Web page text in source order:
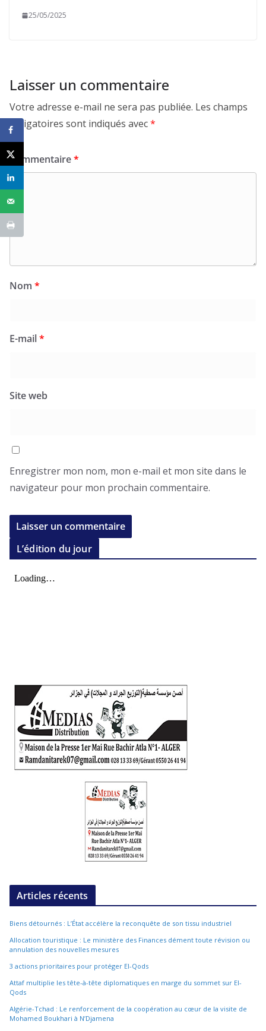
25/05/2025
Laisser un commentaire
Votre adresse e-mail ne sera pas publiée. Les champs
obligatoires sont indiqués avec*
Commentaire*
Nom *
E-mail*
Site web
Enregistrer mon nom, mon e-mail et mon site dans le
navigateur pour mon prochain commentaire.
L’édition du jour
Articles récents
Biens détournés : L’État accélère la reconquête de son tissu industriel
Allocation touristique : Le ministère des Finances dément toute révision ou
annulation des nouvelles mesures
3 actions prioritaires pour protéger El-Qods
Attaf multiplie les tête-à-tête diplomatiques en marge du sommet sur El-
Qods
Algérie-Tchad : Le renforcement de la coopération au cœur de la visite de
Mohamed Boukhari à N’Djamena